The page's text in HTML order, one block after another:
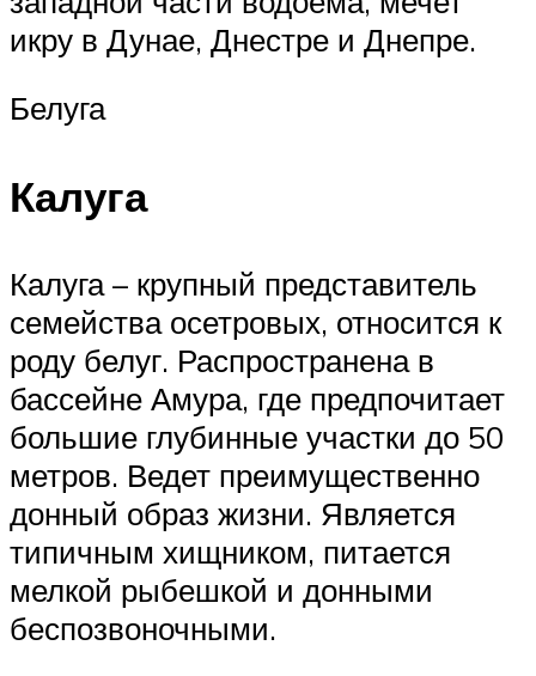
икру в Дунае, Днестре и Днепре.
Белуга
Калуга
Калуга – крупный представитель
семейства осетровых, относится к
роду белуг. Распространена в
бассейне Амура, где предпочитает
большие глубинные участки до 50
метров. Ведет преимущественно
донный образ жизни. Является
типичным хищником, питается
мелкой рыбешкой и донными
беспозвоночными.